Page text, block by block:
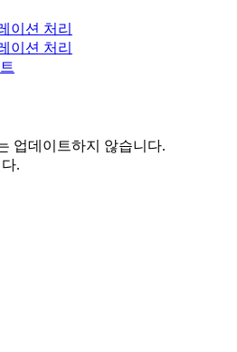
이션 처리
이션 처리
업데이트하지 않습니다.
.